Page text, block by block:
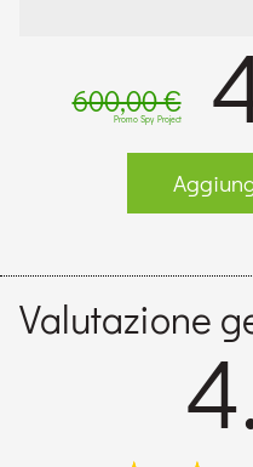
600,00 €
Promo Spy Project
Valutazione